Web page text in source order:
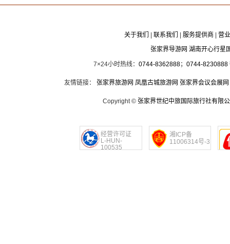
关于我们 联系我们 服务提供商
营
张家界导游网 湖南开心行星
7×24小时热线： 0744-8362888； 0744-8230888
友情链接： 张家界旅游网 凤凰古城旅游网 张家界会议会展网
Copyright © 张家界世纪中旅国际旅行社有限
经营许可证
L-HUN-
100535
湘ICP备
11006314号-3